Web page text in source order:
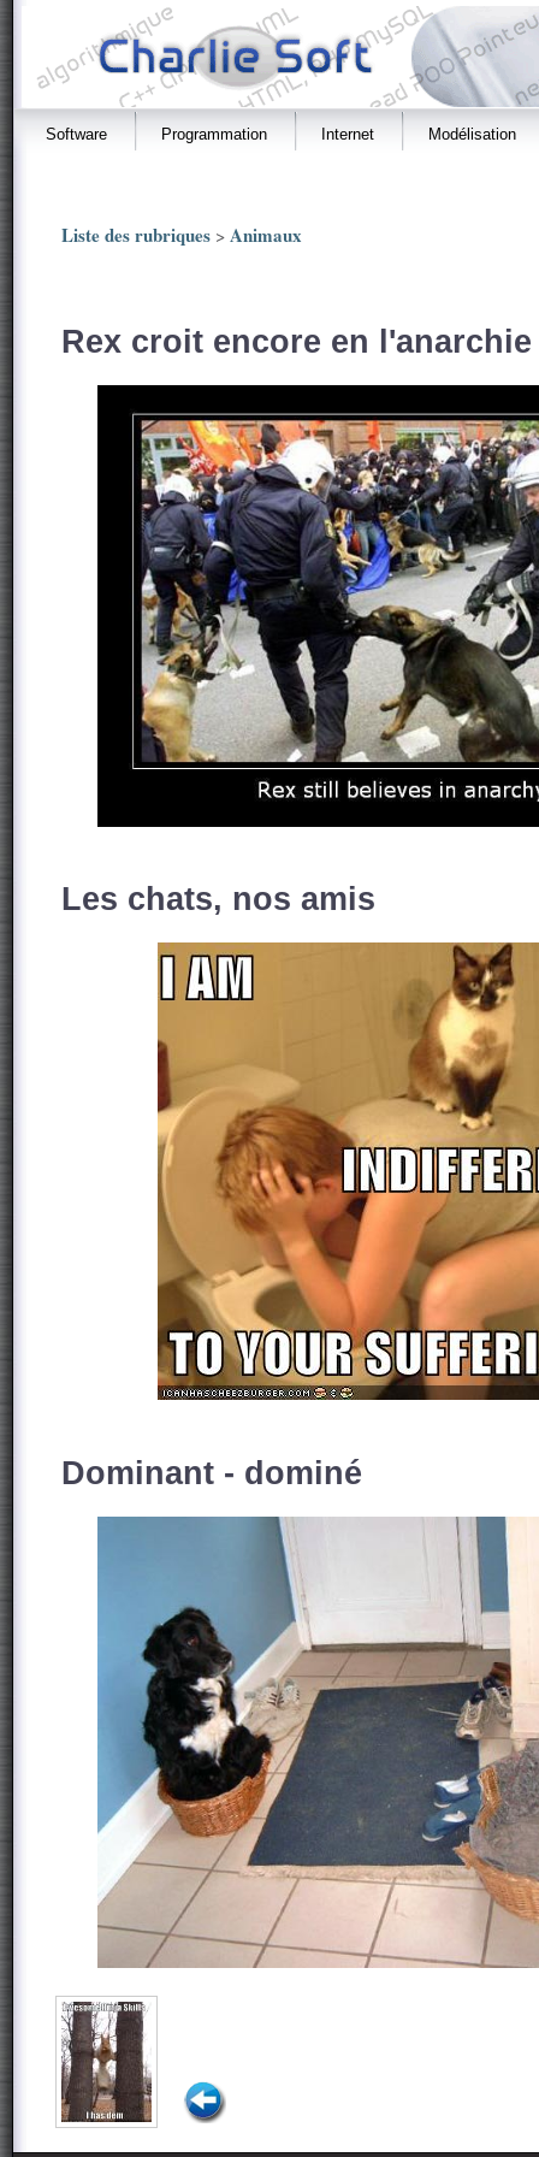
Software Programmation Internet Modélisation
Liste des rubriques > Animaux
Rex croit encore en l'anarchie
Les chats, nos amis
Dominant - dominé